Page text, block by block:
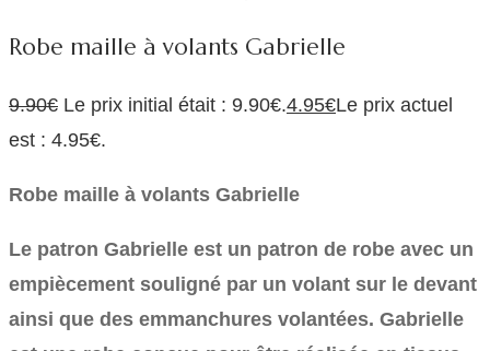
Robe maille à volants Gabrielle
9.90€ Le prix initial était : 9.90€.4.95€Le prix actuel
est : 4.95€.
Robe maille à volants Gabrielle
Le patron Gabrielle est un patron de robe avec un
empiècement souligné par un volant sur le devant
ainsi que des emmanchures volantées. Gabrielle